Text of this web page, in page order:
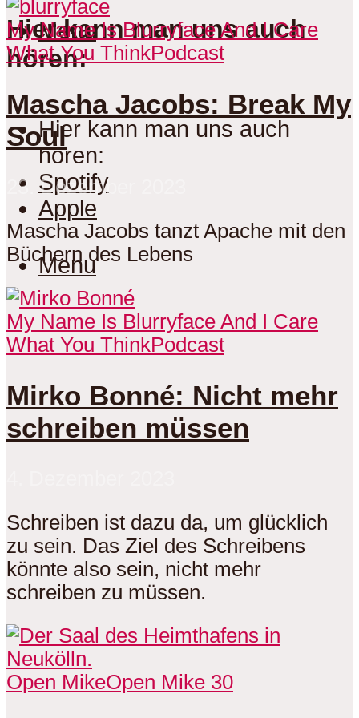
Menu
Hier kann man uns auch
hören:
Hier kann man uns auch
hören:
Spotify
Apple
Menu
My Name Is Blurryface And I Care
What You ThinkPodcast
Mascha Jacobs: Break My
Soul
23. Dezember 2023
Mascha Jacobs tanzt Apache mit den
Büchern des Lebens
My Name Is Blurryface And I Care
What You ThinkPodcast
Mirko Bonné: Nicht mehr
schreiben müssen
Schreiben ist dazu da, um glücklich
zu sein. Das Ziel des Schreibens
könnte also sein, nicht mehr
schreiben zu müssen.
Open MikeOpen Mike 30